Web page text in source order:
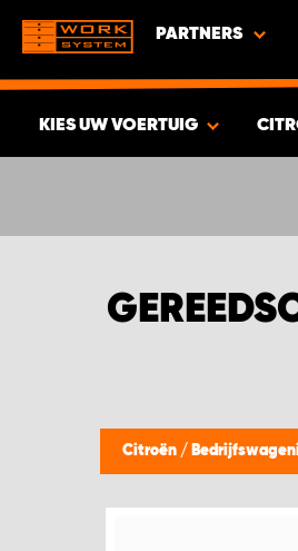
PARTNERS
KIES UW VOERTUIG
PRODUCTEN
Citroën /